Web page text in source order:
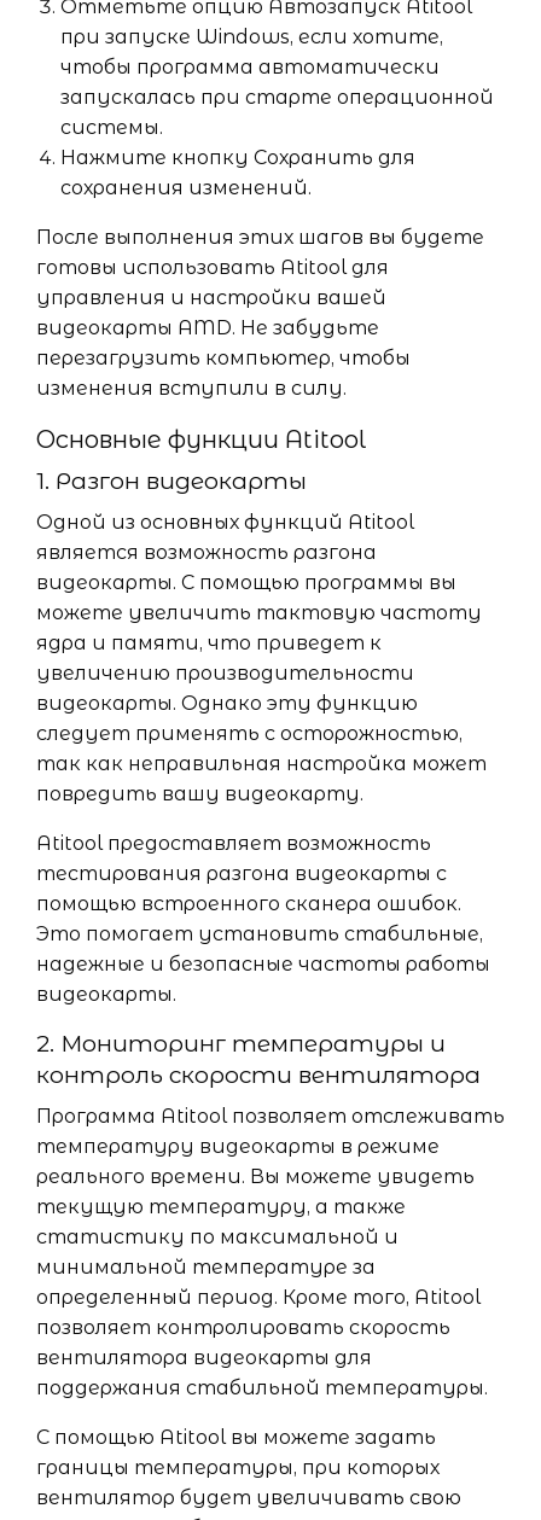
Отметьте опцию Автозапуск Atitool
при запуске Windows, если хотите,
чтобы программа автоматически
запускалась при старте операционной
системы.
Нажмите кнопку Сохранить для
сохранения изменений.
После выполнения этих шагов вы будете
готовы использовать Atitool для
управления и настройки вашей
видеокарты AMD. Не забудьте
перезагрузить компьютер, чтобы
изменения вступили в силу.
Основные функции Atitool
1. Разгон видеокарты
Одной из основных функций Atitool
является возможность разгона
видеокарты. С помощью программы вы
можете увеличить тактовую частоту
ядра и памяти, что приведет к
увеличению производительности
видеокарты. Однако эту функцию
следует применять с осторожностью,
так как неправильная настройка может
повредить вашу видеокарту.
Atitool предоставляет возможность
тестирования разгона видеокарты с
помощью встроенного сканера ошибок.
Это помогает установить стабильные,
надежные и безопасные частоты работы
видеокарты.
2. Мониторинг температуры и
контроль скорости вентилятора
Программа Atitool позволяет отслеживать
температуру видеокарты в режиме
реального времени. Вы можете увидеть
текущую температуру, а также
статистику по максимальной и
минимальной температуре за
определенный период. Кроме того, Atitool
позволяет контролировать скорость
вентилятора видеокарты для
поддержания стабильной температуры.
С помощью Atitool вы можете задать
границы температуры, при которых
вентилятор будет увеличивать свою